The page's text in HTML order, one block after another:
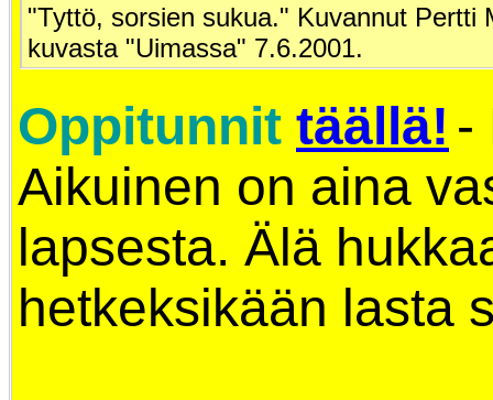
"Tyttö, sorsien sukua." Kuvannut Pertti
kuvasta "Uimassa" 7.6.2001.
Oppitunnit täällä! -
Aikuinen on aina
lapsesta. Älä
hetkeksikään lasta